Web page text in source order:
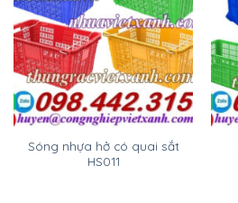
Sóng nhựa hở có quai sắt
HS011